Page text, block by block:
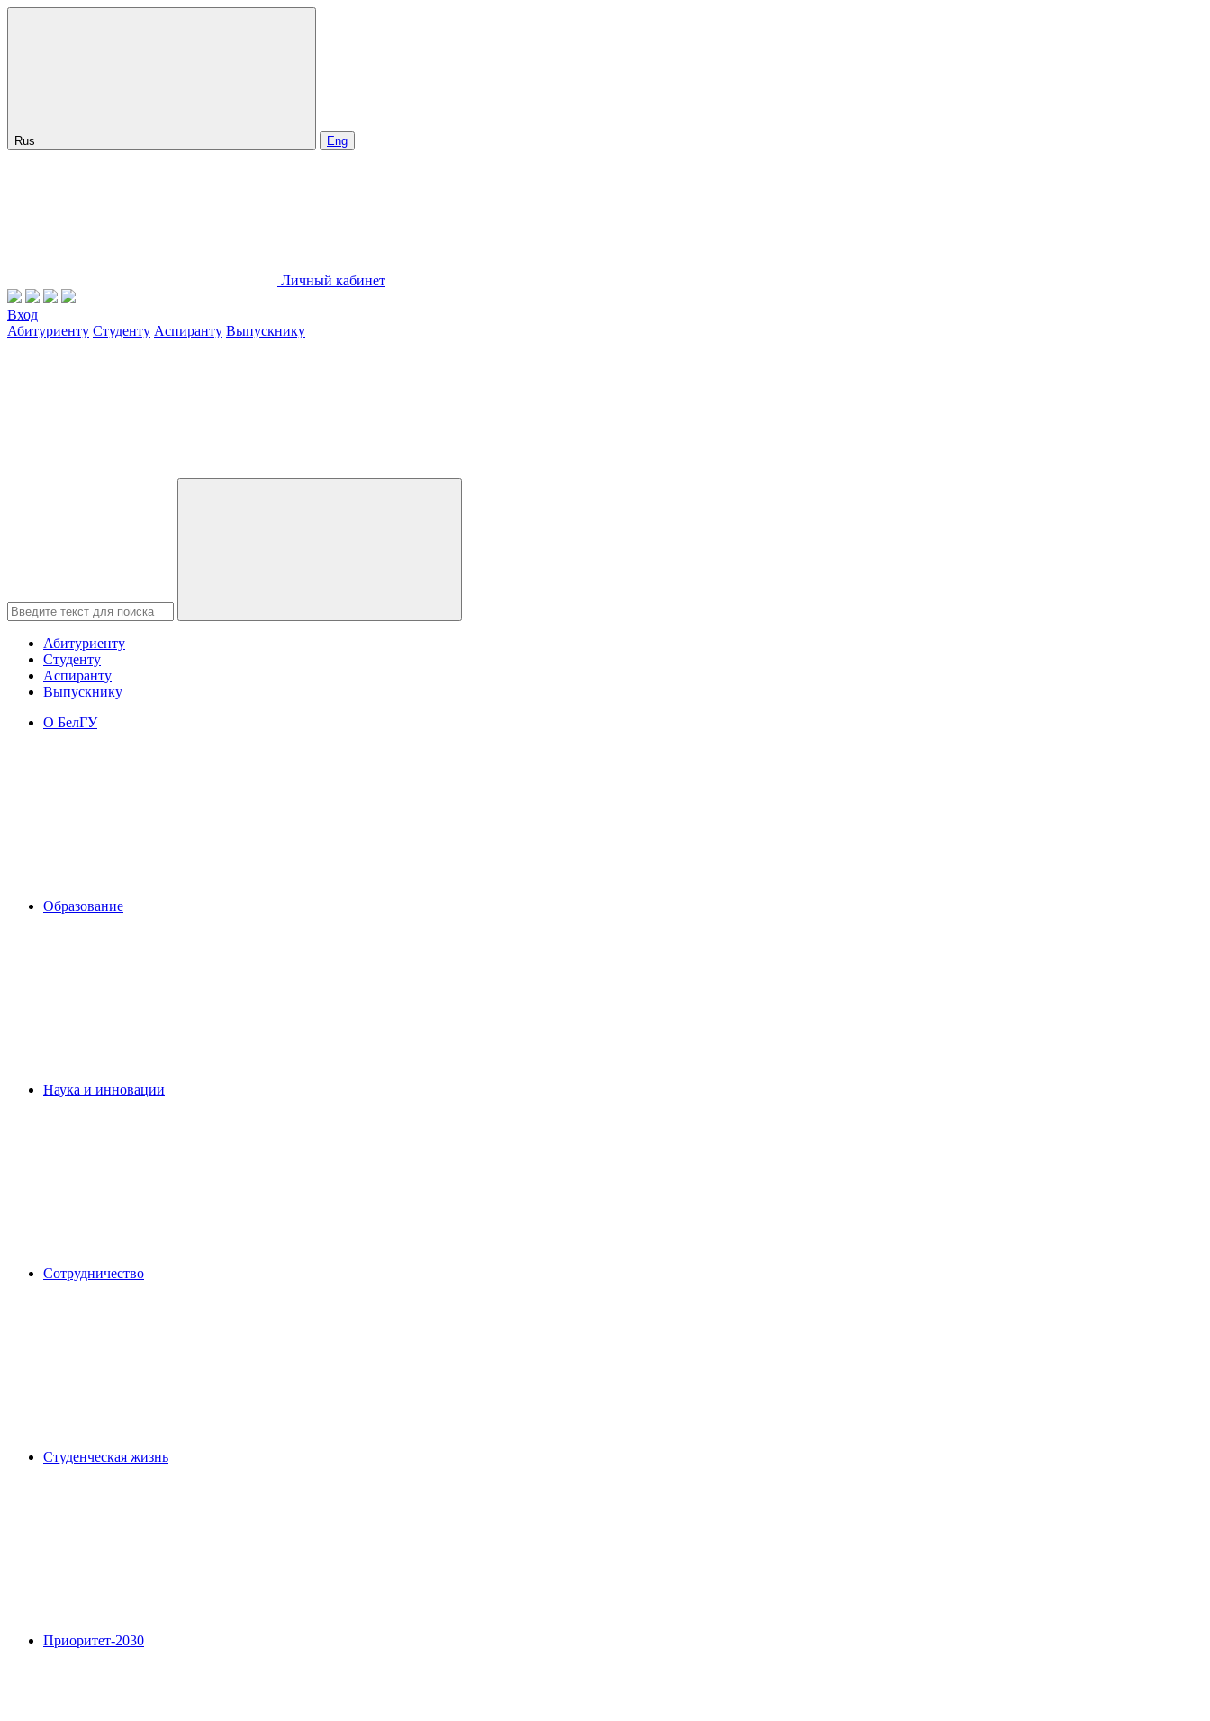
Rus Eng
Личный кабинет
Вход
Абитуриенту Студенту Аспиранту Выпускнику
Абитуриенту
Студенту
Аспиранту
Выпускнику
О БелГУ
Образование
Наука и инновации
Сотрудничество
Студенческая жизнь
Приоритет-2030